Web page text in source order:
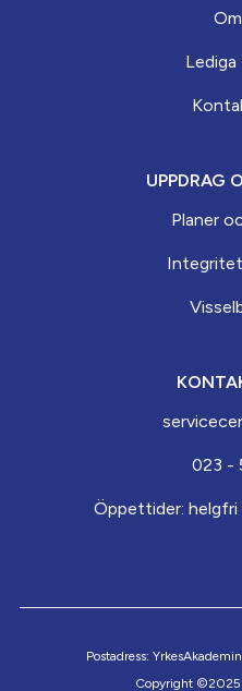
UPPDRAG
Planer
023 -
Öppettider: helgfri
Copyright ©2025
Postadress: